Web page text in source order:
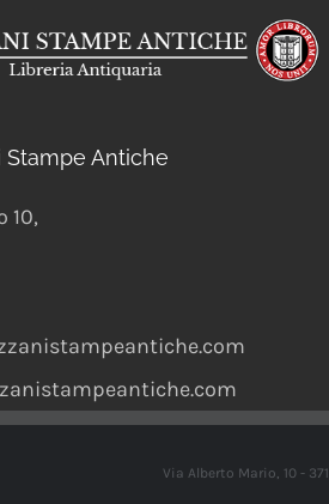
Stampe Antiche
10,
Via Alberto Mario, 10 -